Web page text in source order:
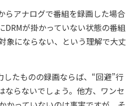
らアナログで番組を録画した場合
DRMが掛かっていない状態の番組
象にならない、という理解で大丈
したものの録画ならば、“回避”行
ならないでしょう。他方、ワンセ